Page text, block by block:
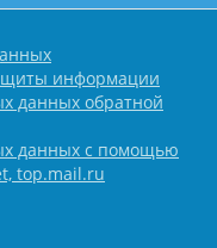
информации
данных обратной
данных с помощью
top.mail.ru